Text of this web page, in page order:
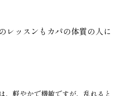
レッスンもカパの体質の人に
、軽やかで機敏ですが、乱れると